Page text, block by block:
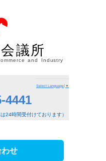
議所
and Industry
Select Language ▼
4441
24時間受付けております）
わせ